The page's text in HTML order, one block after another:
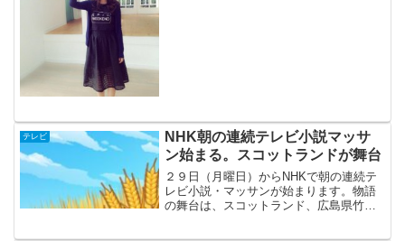
テレビ
NHK朝の連続テレビ小説マッサ
ン始まる。スコットランドが舞台
２９日（月曜日）からNHKで朝の連続テ
レビ小説・マッサンが始まります。物語
の舞台は、スコットランド、広島県竹原